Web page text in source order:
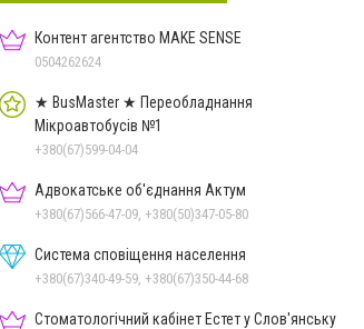
Контент агентство MAKE SENSE
0504262624
★ BusMaster ★ Переобладнання
Мікроавтобусів №1
+380(67)599-04-04
Адвокатське об'єднання Актум
+380(67)566-47-09, +380(50)347-05-80
Система сповіщення населення
+380(67)340-49-59, +380(67)350-44-68
Стоматологічний кабінет Естет у Слов'янську